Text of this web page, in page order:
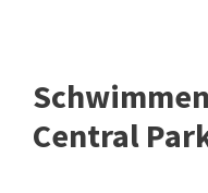
Central